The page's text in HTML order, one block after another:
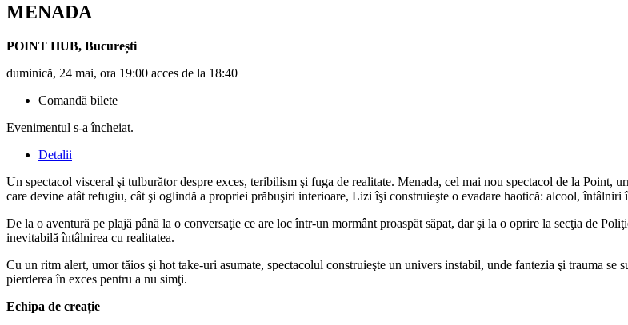
MENADA
POINT HUB, București
duminică, 24 mai, ora 19:00 acces de la 18:40
Comandă bilete
Evenimentul s-a încheiat.
Detalii
Un spectacol visceral şi tulburător despre exces, teribilism şi fuga de realitate. Menada, cel mai nou spectacol de la
care devine atât refugiu, cât şi oglindă a propriei prăbuşiri interioare, Lizi îşi construieşte o evadare haotică: alcool,
De la o aventură pe plajă până la o conversaţie ce are loc într-un mormânt proaspăt săpat, dar şi la o oprire la secţia de
inevitabilă întâlnirea cu realitatea.
Cu un ritm alert, umor tăios şi hot take-uri asumate, spectacolul construieşte un univers instabil, unde fantezia şi trauma se
pierderea în exces pentru a nu simţi.
Echipa de creație